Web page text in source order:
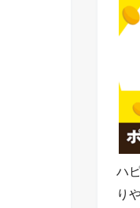
ハ
り